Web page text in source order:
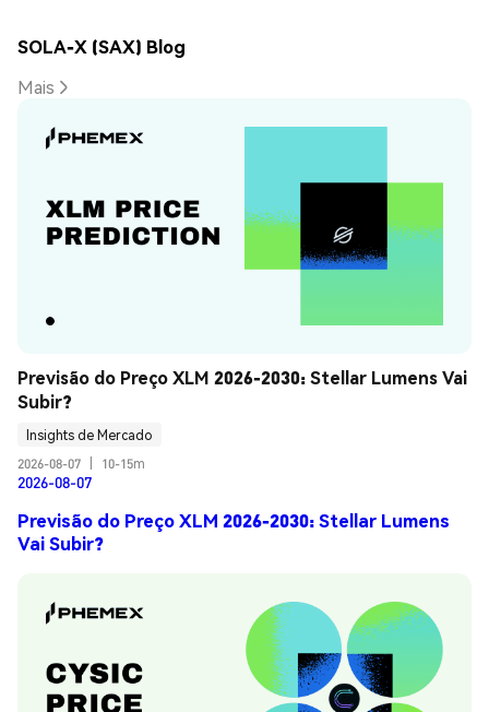
SOLA-X (SAX) Blog
Mais
Previsão do Preço XLM 2026-2030: Stellar Lumens Vai
Subir?
Insights de Mercado
2026-08-07
10-15m
2026-08-07
Previsão do Preço XLM 2026-2030: Stellar Lumens
Vai Subir?